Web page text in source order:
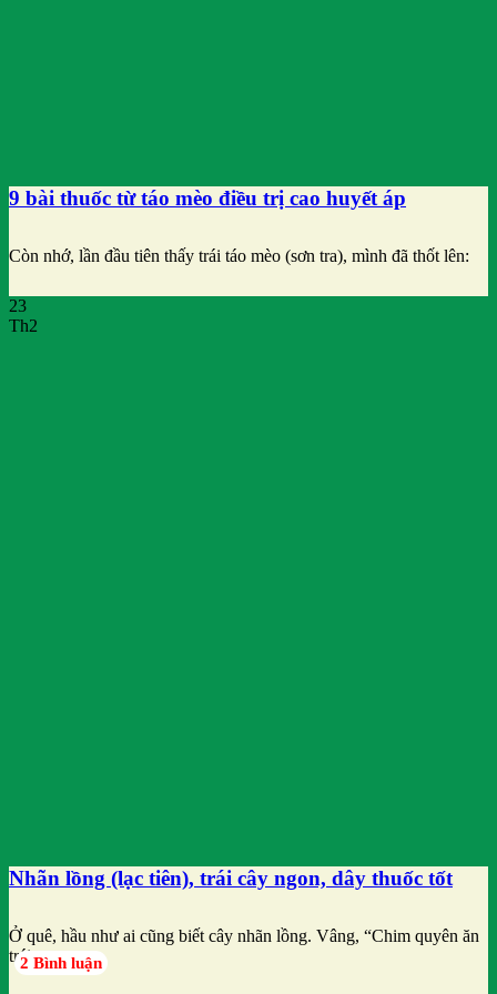
9 bài thuốc từ táo mèo điều trị cao huyết áp
Còn nhớ, lần đầu tiên thấy trái táo mèo (sơn tra), mình đã thốt lên:
23
Th2
Nhãn lồng (lạc tiên), trái cây ngon, dây thuốc tốt
Ở quê, hầu như ai cũng biết cây nhãn lồng. Vâng, “Chim quyên ăn
trái2 Bình luận